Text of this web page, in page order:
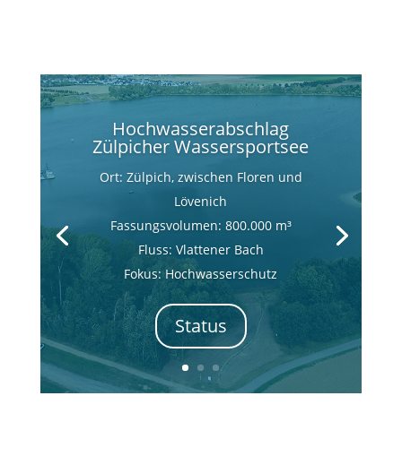
Hochwasserabschlag
Zülpicher Wassersportsee
Ort: Zülpich, zwischen Floren und
Lövenich
Fassungsvolumen: 800.000 m³
Fluss: Vlattener Bach
Fokus: Hochwasserschutz
Status